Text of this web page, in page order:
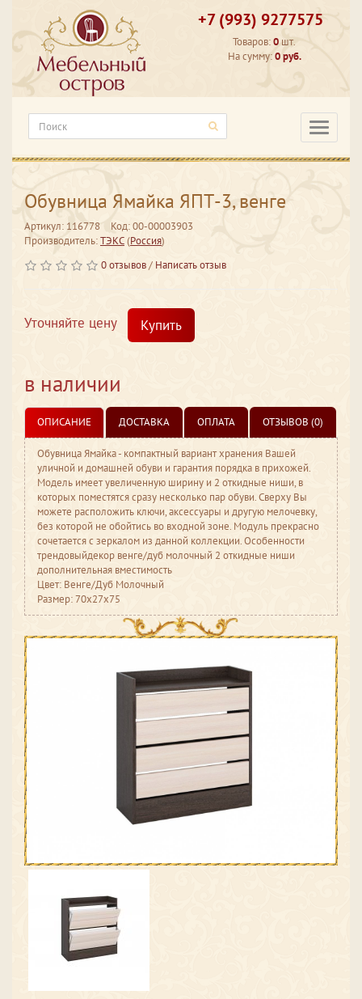
+7 (993) 9277575
Товаров:0 шт.
На сумму:0 руб.
Обувница Ямайка ЯПТ-3, венге
Артикул: 116778
Код: 00-00003903
Производитель:ТЭКС(Россия)
0 отзывов/ Написать отзыв
Уточняйте цену Купить
в наличии
ОПИСАНИЕ ДОСТАВКА ОПЛАТА ОТЗЫВОВ (0)
Обувница Ямайка - компактный вариант хранения Вашей
уличной и домашней обуви и гарантия порядка в прихожей.
Модель имеет увеличенную ширину и 2 откидные ниши, в
которых поместятся сразу несколько пар обуви. Сверху Вы
можете расположить ключи, аксессуары и другую мелочевку,
без которой не обойтись во входной зоне. Модуль прекрасно
сочетается с зеркалом из данной коллекции. Особенности
трендовыйдекор венге/дуб молочный 2 откидные ниши
дополнительная вместимость
Цвет: Венге/Дуб Молочный
Размер: 70x27x75